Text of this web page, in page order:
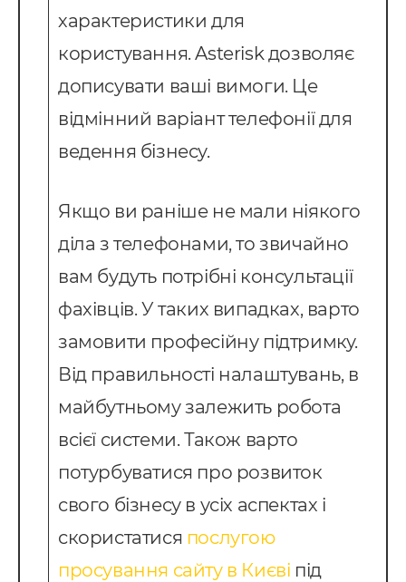
характеристики для
користування. Asterisk дозволяє
дописувати ваші вимоги. Це
відмінний варіант телефонії для
ведення бізнесу.
Якщо ви раніше не мали ніякого
діла з телефонами, то звичайно
вам будуть потрібні консультації
фахівців. У таких випадках, варто
замовити професійну підтримку.
Від правильності налаштувань, в
майбутньому залежить робота
всієї системи. Також варто
потурбуватися про розвиток
свого бізнесу в усіх аспектах і
скористатися послугою
просування сайту в Києві під